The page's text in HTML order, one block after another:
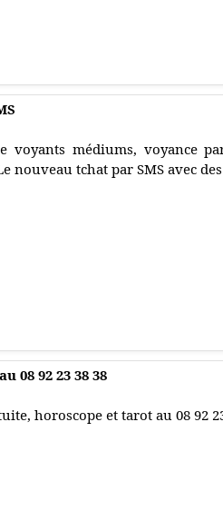
voyants médiums, voyance
nouveau tchat par SMS avec
08 92 23 38 38
horoscope et tarot au 08 92